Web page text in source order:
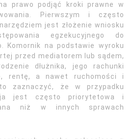
prawo podjąć kroki prawne w
Pierwszym i często
jest złożenie wniosku
egzekucyjnego do
Komornik na podstawie wyroku
przed mediatorem lub sądem,
dłużnika, jego rachunki
rentę, a nawet ruchomości i
zaznaczyć, że w przypadku
jest często priorytetowa i
niż w innych sprawach